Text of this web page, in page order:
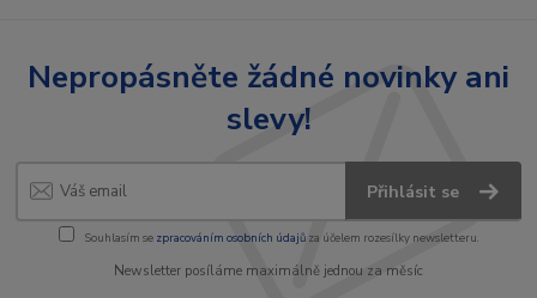
Nepropásněte žádné novinky ani
slevy!
Přihlásit se
Souhlasím se zpracováním osobních údajůza účelem rozesílky newsletteru.
Newsletter posíláme maximálně jednou za měsíc